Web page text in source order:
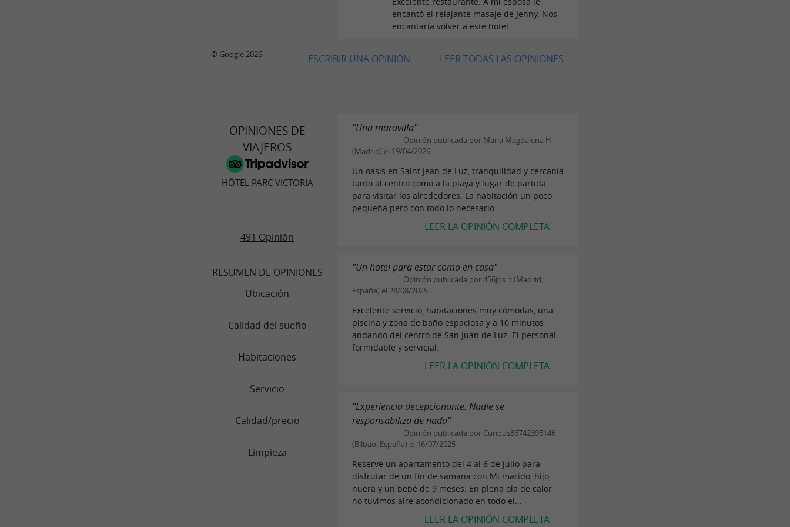
encantó el relajante masaje de Jenny. Nos
encantaría volver a este hotel.
LEER TODAS LAS OPINIONES
ESCRIBIR UNA OPINIÓN
© Google 2026
OPINIONES DE
VIAJEROS
HÔTEL PARC VICTORIA
491 Opinión
RESUMEN DE OPINIONES
Ubicación
Calidad del sueño
Habitaciones
Servicio
Calidad/precio
Limpieza
"Una maravilla"
Opinión publicada por Maria Magdalena H
(Madrid) el 19/04/2026
Un oasis en Saint Jean de Luz, tranquilidad y cercanía
tanto al centro como a la playa y lugar de partida
para visitar los alrededores. La habitación un poco
pequeña pero con todo lo necesario...
LEER LA OPINIÓN COMPLETA
"Un hotel para estar como en casa"
Opinión publicada por 456jos_t (Madrid,
España) el 28/08/2025
Excelente servicio, habitaciones muy cómodas, una
piscina y zona de baño espaciosa y a 10 minutos
andando del centro de San Juan de Luz. El personal
formidable y servicial.
LEER LA OPINIÓN COMPLETA
"Experiencia decepcionante. Nadie se
responsabiliza de nada"
Opinión publicada por Curious36742395146
(Bilbao, España) el 16/07/2025
Reservé un apartamento del 4 al 6 de julio para
disfrutar de un fín de samana con Mi marido, hijo,
nuera y un bebé de 9 meses. En plena ola de calor
no tuvimos aire acondicionado en todo el...
LEER LA OPINIÓN COMPLETA